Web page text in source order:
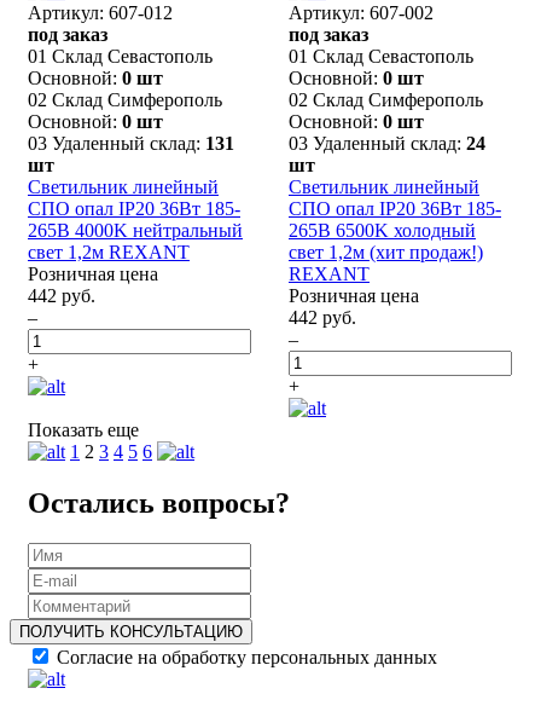
Артикул: 607-012
под заказ
01 Склад Севастополь
Основной: 0 шт
02 Склад Симферополь
Основной: 0 шт
03 Удаленный склад: 131
шт
Светильник линейный
СПО опал IP20 36Вт 185-
265В 4000K нейтральный
свет 1,2м REXANT
Розничная цена
442 руб.
–
+
Артикул: 607-002
под заказ
01 Склад Севастополь
Основной: 0 шт
02 Склад Симферополь
Основной: 0 шт
03 Удаленный склад: 24
шт
Светильник линейный
СПО опал IP20 36Вт 185-
265В 6500K холодный
свет 1,2м (хит продаж!)
REXANT
Розничная цена
442 руб.
–
+
Показать еще
1 2 3 4 5 6
Остались вопросы?
ПОЛУЧИТЬ КОНСУЛЬТАЦИЮ
Согласие на обработку персональных данных